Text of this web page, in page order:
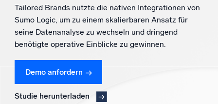
Plattform
Unterstützt durch KI/ML
Tailored Brands nutzte die nativen Integrationen von
Sumo Logic, um zu einem skalierbaren Ansatz für
seine Datenanalyse zu wechseln und dringend
benötigte operative Einblicke zu gewinnen.
Demo anfordern
Studie herunterladen